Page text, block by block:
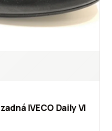
IVECO Daily VI